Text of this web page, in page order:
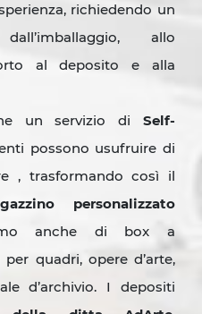
richiedendo un
allo
al deposito e alla
un servizio di Self-
possono usufruire di
, trasformando così il
personalizzato
anche di box a
per quadri, opere d’arte,
d’archivio. I depositi